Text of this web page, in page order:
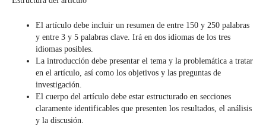
El artículo debe incluir un resumen de entre 150 y 250 palabras
y entre 3 y 5 palabras clave. Irá en dos idiomas de los tres
idiomas posibles.
La introducción debe presentar el tema y la problemática a tratar
en el artículo, así como los objetivos y las preguntas de
investigación.
El cuerpo del artículo debe estar estructurado en secciones
claramente identificables que presenten los resultados, el análisis
y la discusión.